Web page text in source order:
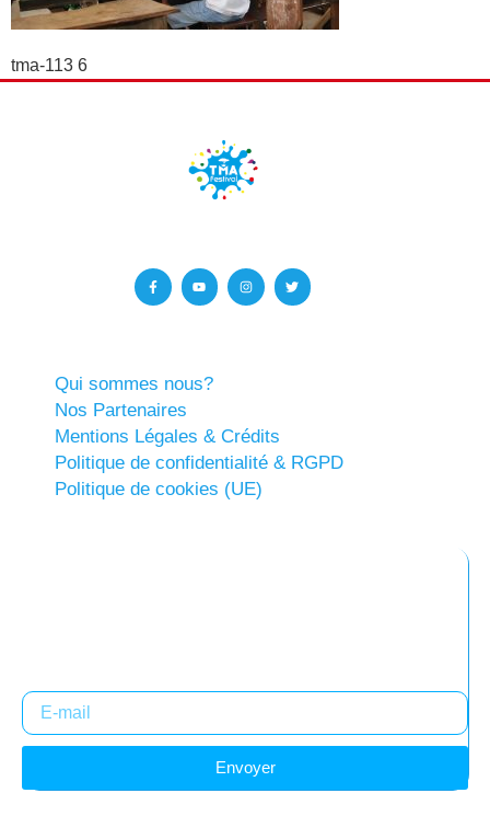
tma-113 6
Qui sommes nous?
Nos Partenaires
Mentions Légales & Crédits
Politique de confidentialité & RGPD
Politique de cookies (UE)
Envoyer